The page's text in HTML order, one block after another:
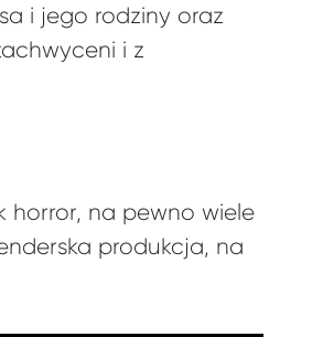
i jego rodziny oraz
i z
horror, na pewno wiele
produkcja, na